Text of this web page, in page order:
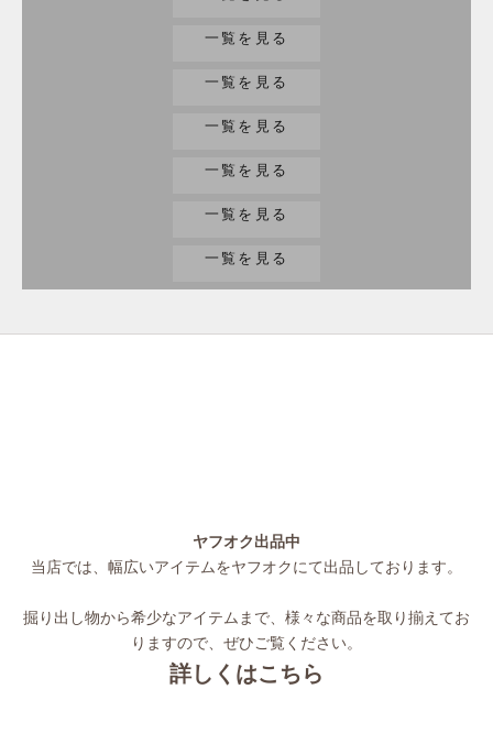
一覧を見る
工具
一覧を見る
趣味/楽器
一覧を見る
ジュエリー
一覧を見る
小物
一覧を見る
その他
一覧を見る
ヤフオク出品中
当店では、幅広いアイテムをヤフオクにて出品しております。
掘り出し物から希少なアイテムまで、様々な商品を取り揃えてお
りますので、ぜひご覧ください。
詳しくはこちら